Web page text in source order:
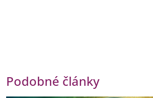
Podobné články